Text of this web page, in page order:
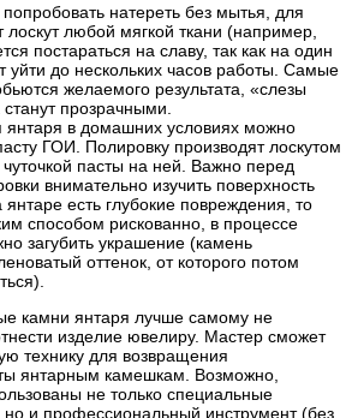
натереть без мытья, для
лоскут любой мягкой ткани (например,
постараться на славу, так как на один
уйти до нескольких часов работы. Самые
желаемого результата, «слезы
прозрачными.
янтаря в домашних условиях можно
ГОИ. Полировку производят лоскутом
чуточкой пасты на ней. Важно перед
внимательно изучить поверхность
есть глубокие повреждения, то
способом рискованно, в процессе
загубить украшение (камень
оттенок, от которого потом
камни янтаря лучше самому не
изделие ювелиру. Мастер сможет
технику для возвращения
янтарным камешкам. Возможно,
не только специальные
но и профессиональный инструмент (без